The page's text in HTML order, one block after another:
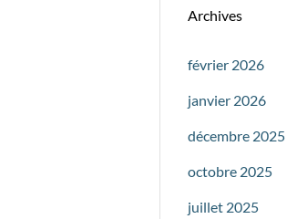
Archives
février 2026
janvier 2026
décembre 2025
octobre 2025
juillet 2025